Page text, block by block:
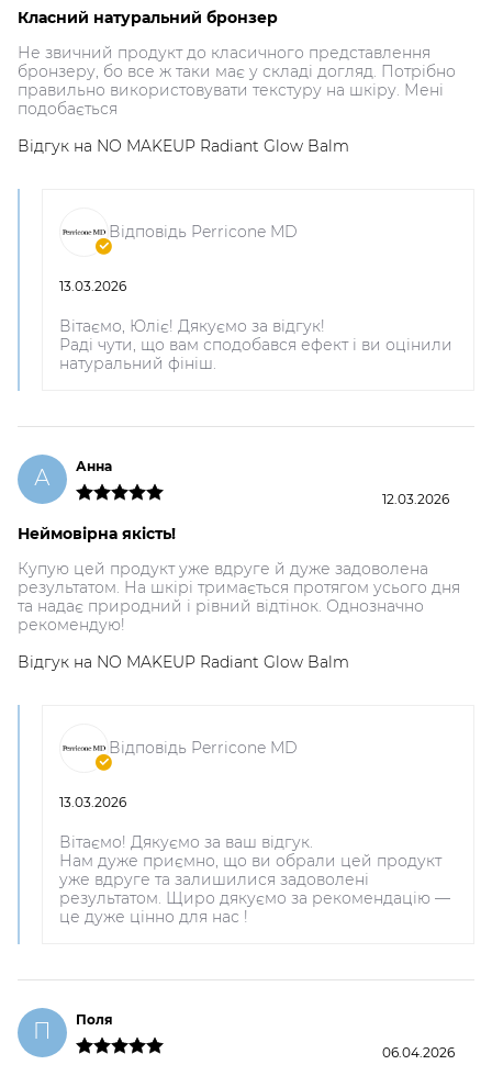
Класний натуральний бронзер
Не звичний продукт до класичного представлення
бронзеру, бо все ж таки має у складі догляд. Потрібно
правильно використовувати текстуру на шкіру. Мені
подобається
Відгук на NO MAKEUP Radiant Glow Balm
Відповідь Perricone MD
13.03.2026
Вітаємо, Юліє! Дякуємо за відгук!
Раді чути, що вам сподобався ефект і ви оцінили
натуральний фініш.
А
Анна
12.03.2026
Неймовірна якість!
Купую цей продукт уже вдруге й дуже задоволена
результатом. На шкірі тримається протягом усього дня
та надає природний і рівний відтінок. Однозначно
рекомендую!
Відгук на NO MAKEUP Radiant Glow Balm
Відповідь Perricone MD
13.03.2026
Вітаємо! Дякуємо за ваш відгук.
Нам дуже приємно, що ви обрали цей продукт
уже вдруге та залишилися задоволені
результатом. Щиро дякуємо за рекомендацію —
це дуже цінно для нас !
П
Поля
06.04.2026